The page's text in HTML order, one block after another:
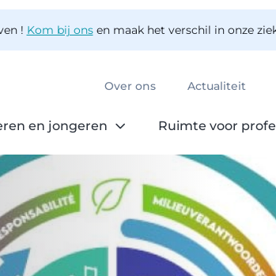
! Kom bij onsen maak het verschil in onze
Over ons Actualiteit
en jongeren Ruimte voor